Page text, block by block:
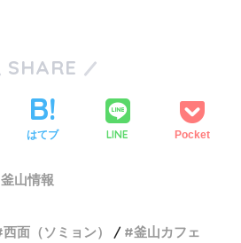
SHARE
はてブ LINE Pocket
釜山情報
西面（ソミョン） 釜山カフェ